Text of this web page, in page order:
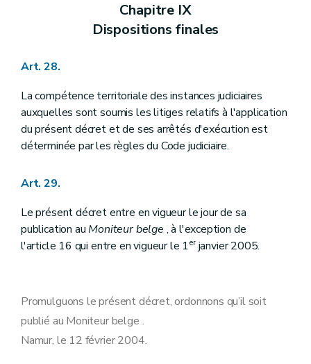
Chapitre IX
Dispositions finales
Art. 28.
La compétence territoriale des instances judiciaires
auxquelles sont soumis les litiges relatifs à l'application
du présent décret et de ses arrêtés d'exécution est
déterminée par les règles du Code judiciaire.
Art. 29.
Le présent décret entre en vigueur le jour de sa
publication auMoniteur belge , à l'exception de
l'article 16 qui entre en vigueur le 1erjanvier 2005.
Promulguons le présent décret, ordonnons qu’il soit
publié au Moniteur belge .
Namur, le 12 février 2004.